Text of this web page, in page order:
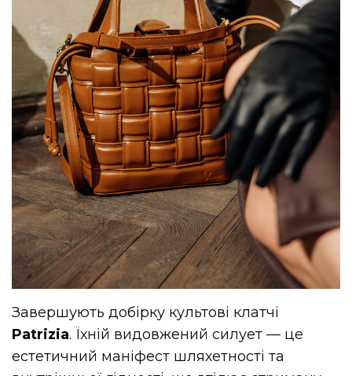
Завершують добірку культові клатчі
Patrizia. Їхній видовжений силует — це
естетичний маніфест шляхетності та